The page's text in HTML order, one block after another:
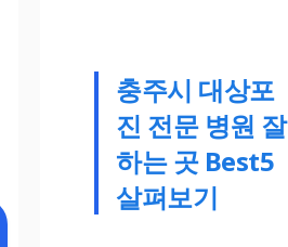
충주시 대상포
진 전문 병원 잘
하는 곳 Best5
살펴보기